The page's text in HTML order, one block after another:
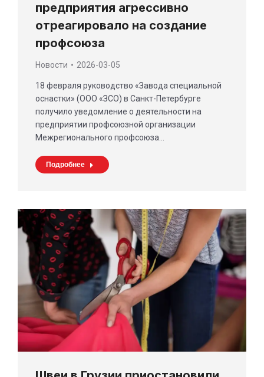
предприятия агрессивно
отреагировало на создание
профсоюза
Новости 2026-03-05
18 февраля руководство «Завода специальной
оснастки» (ООО «ЗСО) в Санкт-Петербурге
получило уведомление о деятельности на
предприятии профсоюзной организации
Межрегионального профсоюза…
Подробнее